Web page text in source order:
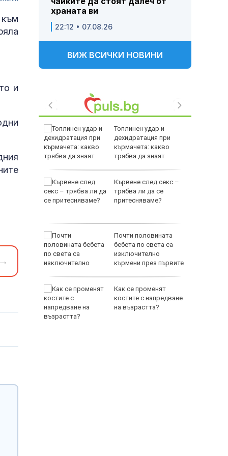
и
храната ви
22:12 • 07.08.26
ВИЖ ВСИЧКИ НОВИНИ
за
Топлинен удар и
дехидратация при
кърмачета: какво
трябва да знаят
Кървене след секс –
трябва ли да се
притесняваме?
Почти половината
бебета по света са
изключително
кърмени през първите
Как се променят
костите с напредване
на възрастта?